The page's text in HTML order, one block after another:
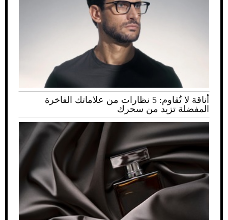
أناقة لا تُقاوم: 5 نظارات من علاماتك الفاخرة
المفضلة تزيد من سحرك